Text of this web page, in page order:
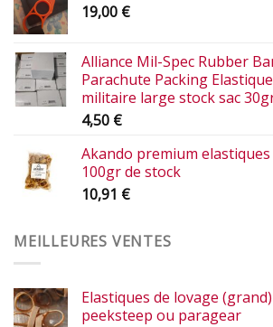
19,00 €
Alliance Mil-Spec Rubber
Parachute Packing
militaire large stock sac
4,50 €
Akando premium elastiques
100gr de stock
10,91 €
MEILLEURES VENTES
Elastiques de lovage
peeksteep ou paragear